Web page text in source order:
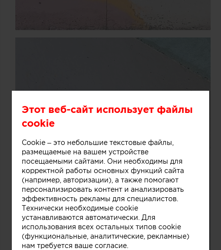
Этот веб-сайт использует файлы
cookie
Cookie – это небольшие текстовые файлы,
размещаемые на вашем устройстве
посещаемыми сайтами. Они необходимы для
корректной работы основных функций сайта
(например, авторизации), а также помогают
персонализировать контент и анализировать
эффективность рекламы для специалистов.
Технически необходимые cookie
устанавливаются автоматически. Для
использования всех остальных типов cookie
(функциональные, аналитические, рекламные)
нам требуется ваше согласие.